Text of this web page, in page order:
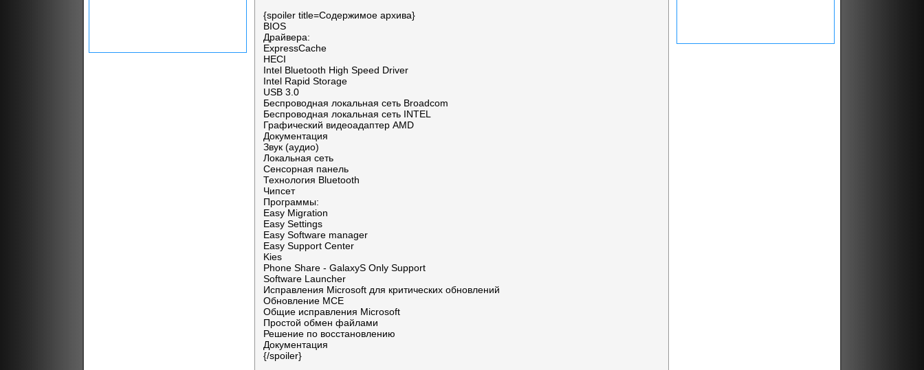
{spoiler title=Содержимое архива}
BIOS
Драйвера:
ExpressCache
HECI
Intel Bluetooth High Speed Driver
Intel Rapid Storage
USB 3.0
Беспроводная локальная сеть Broadcom
Беспроводная локальная сеть INTEL
Графический видеоадаптер AMD
Документация
Звук (аудио)
Локальная сеть
Сенсорная панель
Технология Bluetooth
Чипсет
Программы:
Easy Migration
Easy Settings
Easy Software manager
Easy Support Center
Kies
Phone Share - GalaxyS Only Support
Software Launcher
Исправления Microsoft для критических обновлений
Обновление MCE
Общие исправления Microsoft
Простой обмен файлами
Решение по восстановлению
Документация
{/spoiler}